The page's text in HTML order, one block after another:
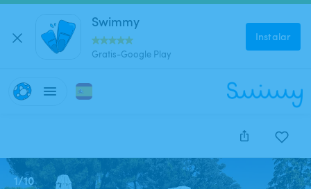
Swimmy
Gratis-Google Play
Instalar
1/10